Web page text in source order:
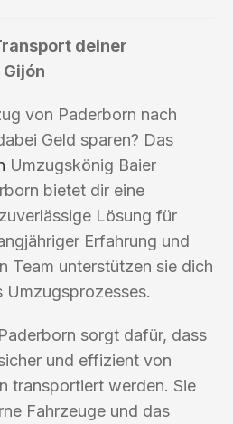
deiner
von Paderborn nach
Geld sparen? Das
Umzugskönig Baier
bietet dir eine
Lösung für
Erfahrung und
Team unterstützen sie dich
Umzugsprozesses.
sorgt dafür, dass
und effizient von
transportiert werden. Sie
Fahrzeuge und das